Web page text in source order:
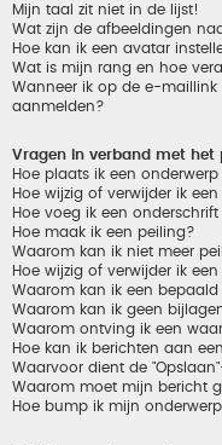
Mijn taal zit niet in de lijst!
Wat zijn de afbeeldingen
Hoe kan ik een avatar
Wat is mijn rang en hoe
Wanneer ik op de e-maillink
aanmelden?
Vragen in verband met het
Hoe plaats ik een
Hoe wijzig of verwijder ik
Hoe voeg ik een
Hoe maak ik een peiling?
Waarom kan ik niet meer
Hoe wijzig of verwijder ik
Waarom kan ik een
Waarom kan ik geen
Waarom ontving ik een
Hoe kan ik berichten aan
Waarvoor dient de
Waarom moet mijn bericht
Hoe bump ik mijn